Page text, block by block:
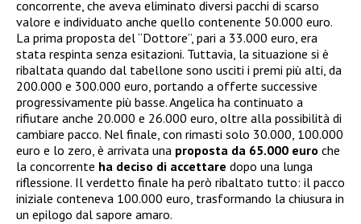
concorrente, che aveva eliminato diversi pacchi di scarso
valore e individuato anche quello contenente 50.000 euro.
La prima proposta del “Dottore”, pari a 33.000 euro, era
stata respinta senza esitazioni. Tuttavia, la situazione si è
ribaltata quando dal tabellone sono usciti i premi più alti, da
200.000 e 300.000 euro, portando a offerte successive
progressivamente più basse. Angelica ha continuato a
rifiutare anche 20.000 e 26.000 euro, oltre alla possibilità di
cambiare pacco. Nel finale, con rimasti solo 30.000, 100.000
euro e lo zero, è arrivata una proposta da 65.000 euro che
la concorrente ha deciso di accettare dopo una lunga
riflessione. Il verdetto finale ha però ribaltato tutto: il pacco
iniziale conteneva 100.000 euro, trasformando la chiusura in
un epilogo dal sapore amaro.